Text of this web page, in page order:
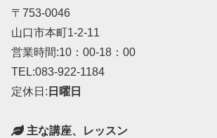
〒753-0046
山口市本町1-2-11
営業時間:10：00-18：00
TEL:083-922-1184
定休日: 日曜日
主な講座、レッスン